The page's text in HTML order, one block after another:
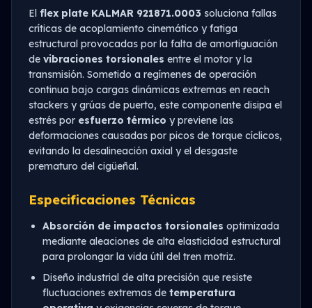
El flex plate KALMAR 921871.0003 soluciona fallas
críticas de acoplamiento cinemático y fatiga
estructural provocadas por la falta de amortiguación
de vibraciones torsionales entre el motor y la
transmisión. Sometido a regímenes de operación
continua bajo cargas dinámicas extremas en reach
stackers y grúas de puerto, este componente disipa el
estrés por esfuerzo térmico y previene las
deformaciones causadas por picos de torque cíclicos,
evitando la desalineación axial y el desgaste
prematuro del cigüeñal.
Especificaciones Técnicas
Absorción de impactos torsionales optimizada
mediante aleaciones de alta elasticidad estructural
para prolongar la vida útil del tren motriz.
Diseño industrial de alta precisión que resiste
fluctuaciones extremas de temperatura